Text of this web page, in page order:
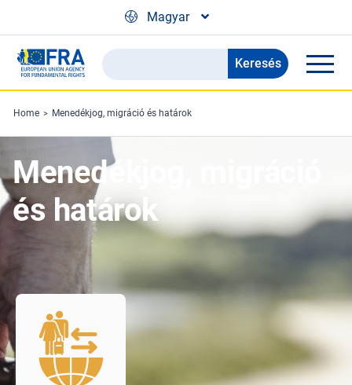
Magyar
Search
the
FRA
website
Keresés
Home Menedékjog, migráció és határok
Menedékjog, migráció
és határok